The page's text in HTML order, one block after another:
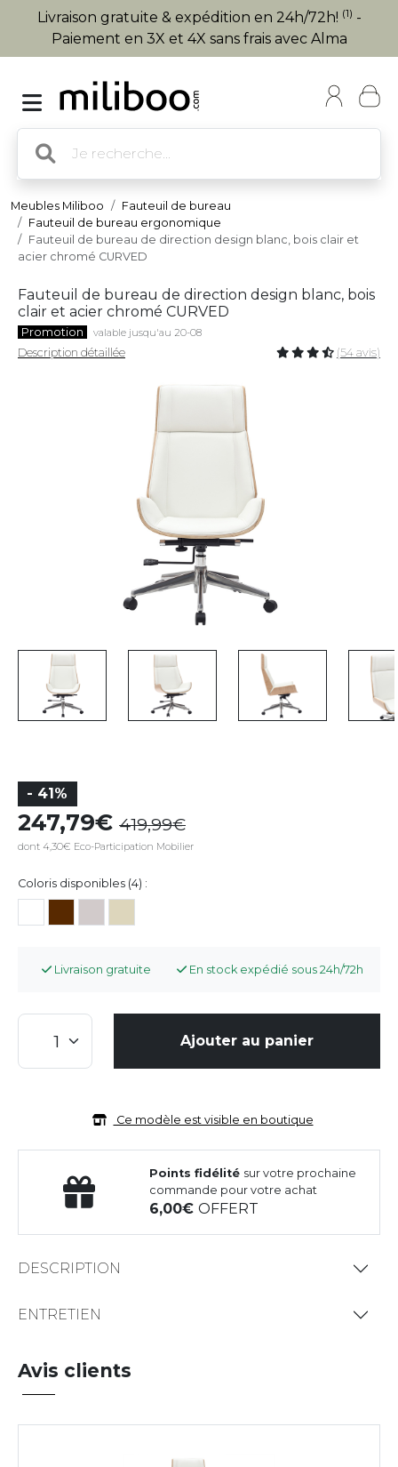
Livraison gratuite & expédition en 24h/72h! (1) -
Paiement en 3X et 4X sans frais avec Alma
Meubles Miliboo
Fauteuil de bureau
Fauteuil de bureau ergonomique
Fauteuil de bureau de direction design blanc, bois clair et
acier chromé CURVED
Fauteuil de bureau de direction design blanc, bois
clair et acier chromé CURVED
Promotion valable jusqu'au 20-08
Description détaillée (54 avis)
- 41%
247,79 419,99
dont 4,30€ Eco-Participation Mobilier
Coloris disponibles (4) :
Livraison gratuite En stock expédié sous 24h/72h
Ajouter au panier
Ce modèle est visible en boutique
Points fidélité sur votre prochaine
commande pour votre achat
6,00OFFERT
DESCRIPTION
ENTRETIEN
Avis clients